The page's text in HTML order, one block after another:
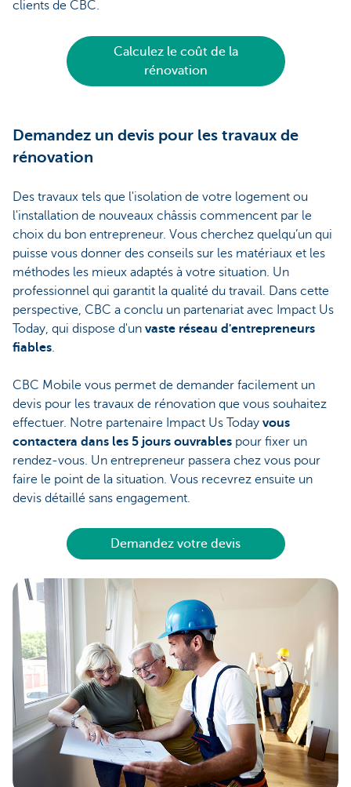
clients de CBC.
Calculez le coût de la
rénovation
Demandez un devis pour les travaux de
rénovation
Des travaux tels que l'isolation de votre logement ou
l'installation de nouveaux châssis commencent par le
choix du bon entrepreneur. Vous cherchez quelqu’un qui
puisse vous donner des conseils sur les matériaux et les
méthodes les mieux adaptés à votre situation. Un
professionnel qui garantit la qualité du travail. Dans cette
perspective, CBC a conclu un partenariat avec Impact Us
Today, qui dispose d'un vaste réseau d'entrepreneurs
fiables
CBC Mobile vous permet de demander facilement un
devis pour les travaux de rénovation que vous souhaitez
effectuer. Notre partenaire Impact Us Today vous
contactera dans les 5 jours ouvrables pour fixer un
rendez-vous. Un entrepreneur passera chez vous pour
faire le point de la situation. Vous recevrez ensuite un
devis détaillé sans engagement.
Demandez votre devis